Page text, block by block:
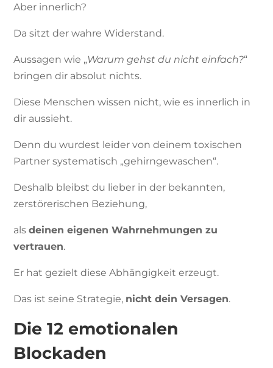
Aber innerlich?
Da sitzt der wahre Widerstand.
Aussagen wie „Warum gehst du nicht einfach?“
bringen dir absolut nichts.
Diese Menschen wissen nicht, wie es innerlich in
dir aussieht.
Denn du wurdest leider von deinem toxischen
Partner systematisch „gehirngewaschen“.
Deshalb bleibst du lieber in der bekannten,
zerstörerischen Beziehung,
alsdeinen eigenen Wahrnehmungen zu
vertrauen.
Er hat gezielt diese Abhängigkeit erzeugt.
Das ist seine Strategie, nicht dein Versagen.
Die 12 emotionalen
Blockaden